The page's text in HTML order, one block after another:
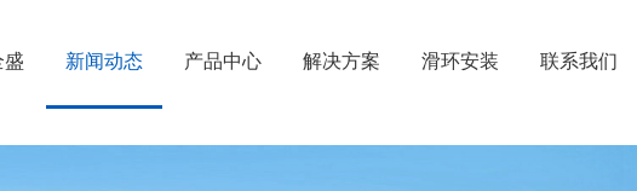
盛 新闻动态 产品中心 解决方案 滑环安装 联系我们